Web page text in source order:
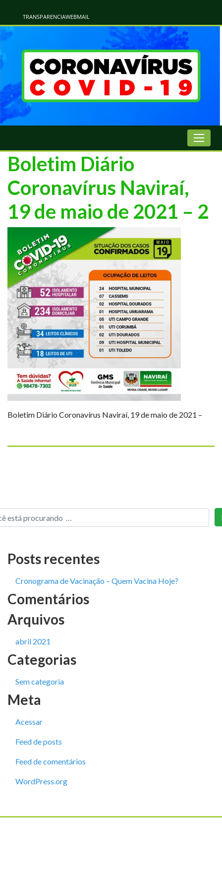
TRANSPARENCIAWEBMAIL
Boletim Diário
Coronavírus Naviraí,
19 de maio de 2021 – 2
Boletim Diário Coronavírus Naviraí, 19 de maio de 2021 –
Posts recentes
Cronograma de Vacinação – Quem Vacina Hoje?
Comentários
Arquivos
abril 2021
Categorias
Sem categoria
Meta
Acessar
Feed de posts
Feed de comentários
WordPress.org